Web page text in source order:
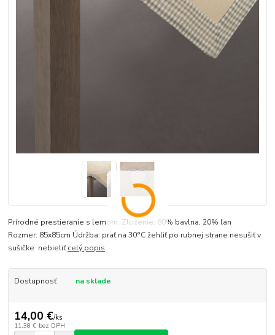
Prírodné prestieranie s lemom. Zloženie: 80% bavlna, 20% ľan
Rozmer: 85x85cm Údržba: prať na 30°C žehliť po rubnej strane nesušiť v
sušičke nebieliťcelý popis
Dostupnosť na sklade
14,00 €/ks
11,38 € bez DPH